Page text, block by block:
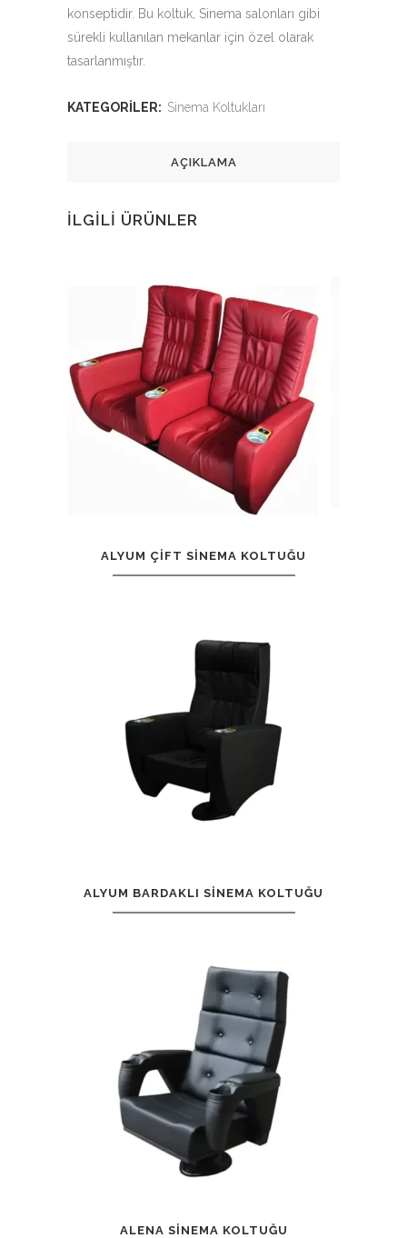
konseptidir. Bu koltuk, Sinema salonları gibi
sürekli kullanılan mekanlar için özel olarak
tasarlanmıştır.
KATEGORILER: Sinema Koltukları
AÇIKLAMA
İLGILI ÜRÜNLER
ALYUM ÇIFT SINEMA KOLTUĞU
ALYUM BARDAKLI SINEMA KOLTUĞU
ALENA SINEMA KOLTUĞU